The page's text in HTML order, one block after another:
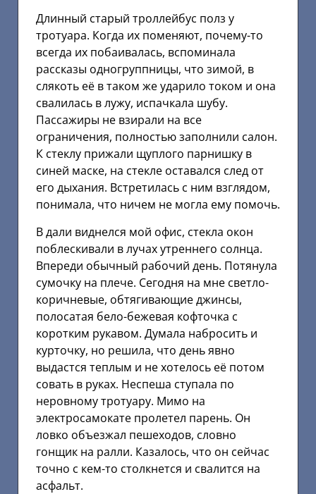
Длинный старый троллейбус полз у
тротуара. Когда их поменяют, почему-то
всегда их побаивалась, вспоминала
рассказы одногруппницы, что зимой, в
слякоть её в таком же ударило током и она
свалилась в лужу, испачкала шубу.
Пассажиры не взирали на все
ограничения, полностью заполнили салон.
К стеклу прижали щуплого парнишку в
синей маске, на стекле оставался след от
его дыхания. Встретилась с ним взглядом,
понимала, что ничем не могла ему помочь.
В дали виднелся мой офис, стекла окон
поблескивали в лучах утреннего солнца.
Впереди обычный рабочий день. Потянула
сумочку на плече. Сегодня на мне светло-
коричневые, обтягивающие джинсы,
полосатая бело-бежевая кофточка с
коротким рукавом. Думала набросить и
курточку, но решила, что день явно
выдастся теплым и не хотелось её потом
совать в руках. Неспеша ступала по
неровному тротуару. Мимо на
электросамокате пролетел парень. Он
ловко объезжал пешеходов, словно
гонщик на ралли. Казалось, что он сейчас
точно с кем-то столкнется и свалится на
асфальт.